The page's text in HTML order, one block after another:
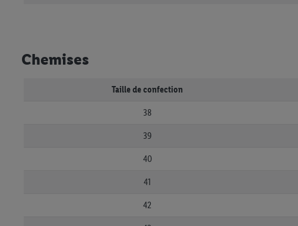
Chemises
Taille de confection
38
39
40
41
42